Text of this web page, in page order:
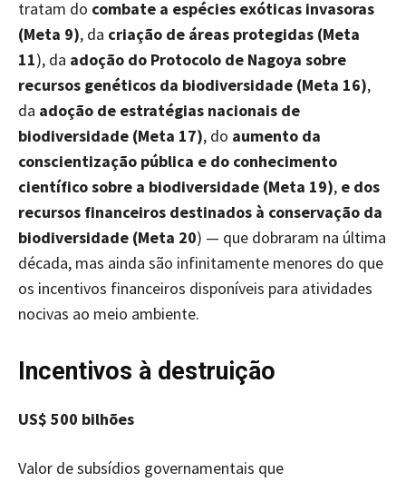
tratam do combate a espécies exóticas invasoras
(Meta 9), da criação de áreas protegidas (Meta
11), da adoção do Protocolo de Nagoya sobre
recursos genéticos da biodiversidade (Meta 16),
da adoção de estratégias nacionais de
biodiversidade (Meta 17), do aumento da
conscientização pública e do conhecimento
científico sobre a biodiversidade (Meta 19), e dos
recursos financeiros destinados à conservação da
biodiversidade (Meta 20) — que dobraram na última
década, mas ainda são infinitamente menores do que
os incentivos financeiros disponíveis para atividades
nocivas ao meio ambiente.
Incentivos à destruição
US$ 500 bilhões
Valor de subsídios governamentais que